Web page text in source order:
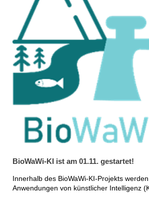
BioWaWi-KI ist am 01.11. gestartet!
Innerhalb des BioWaWi-KI-Projekts
Anwendungen von künstlicher Intelligenz